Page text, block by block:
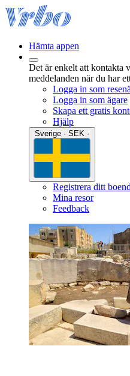
Hämta appen
Det är enkelt att kontakta
meddelanden när du har
Logga in som
Logga in som ägare
Skapa ett gratis
Hjälp
Registrera ditt
Mina resor
Feedback